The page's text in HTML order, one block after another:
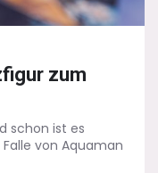
zum
schon ist es
von Aquaman